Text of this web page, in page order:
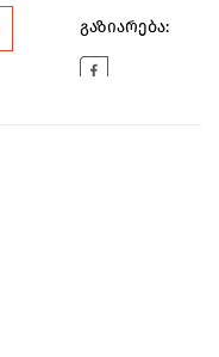
გაზიარება: